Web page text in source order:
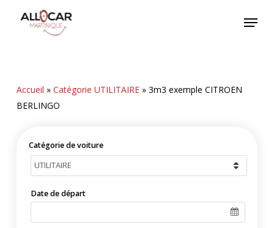
Menu
Accueil » Catégorie UTILITAIRE» 3m3 exemple CITROEN
BERLINGO
Catégorie de voiture
Date de départ